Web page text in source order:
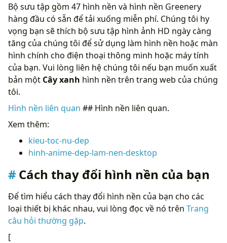
Bộ sưu tập gồm 47 hình nền và hình nền Greenery
hàng đầu có sẵn để tải xuống miễn phí. Chúng tôi hy
vọng bạn sẽ thích bộ sưu tập hình ảnh HD ngày càng
tăng của chúng tôi để sử dụng làm hình nền hoặc màn
hình chính cho điện thoại thông minh hoặc máy tính
của bạn. Vui lòng liên hệ chúng tôi nếu bạn muốn xuất
bản một Cây xanh hình nền trên trang web của chúng
tôi.
Hình nền liên quan ## Hình nền liên quan.
Xem thêm:
kieu-toc-nu-dep
hinh-anime-dep-lam-nen-desktop
Cách thay đổi hình nền của bạn
Để tìm hiểu cách thay đổi hình nền của bạn cho các
loại thiết bị khác nhau, vui lòng đọc về nó trên Trang
câu hỏi thường gặp.
[